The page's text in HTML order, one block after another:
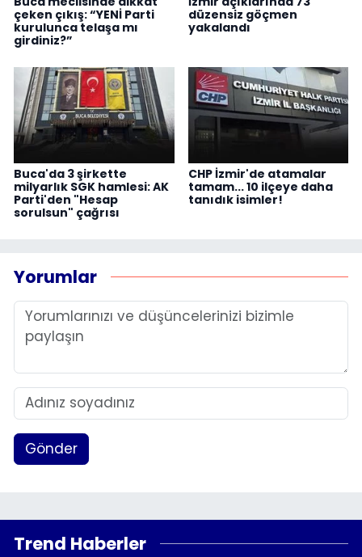
çeken çıkış: “YENİ Parti
kurulunca telaşa mı
girdiniz?”
düzensiz göçmen
yakalandı
Buca'da 3 şirkette
milyarlık SGK hamlesi: AK
Parti'den "Hesap
sorulsun" çağrısı
CHP İzmir'de atamalar
tamam... 10 ilçeye daha
tanıdık isimler!
Yorumlar
Gönder
Trend Haberler